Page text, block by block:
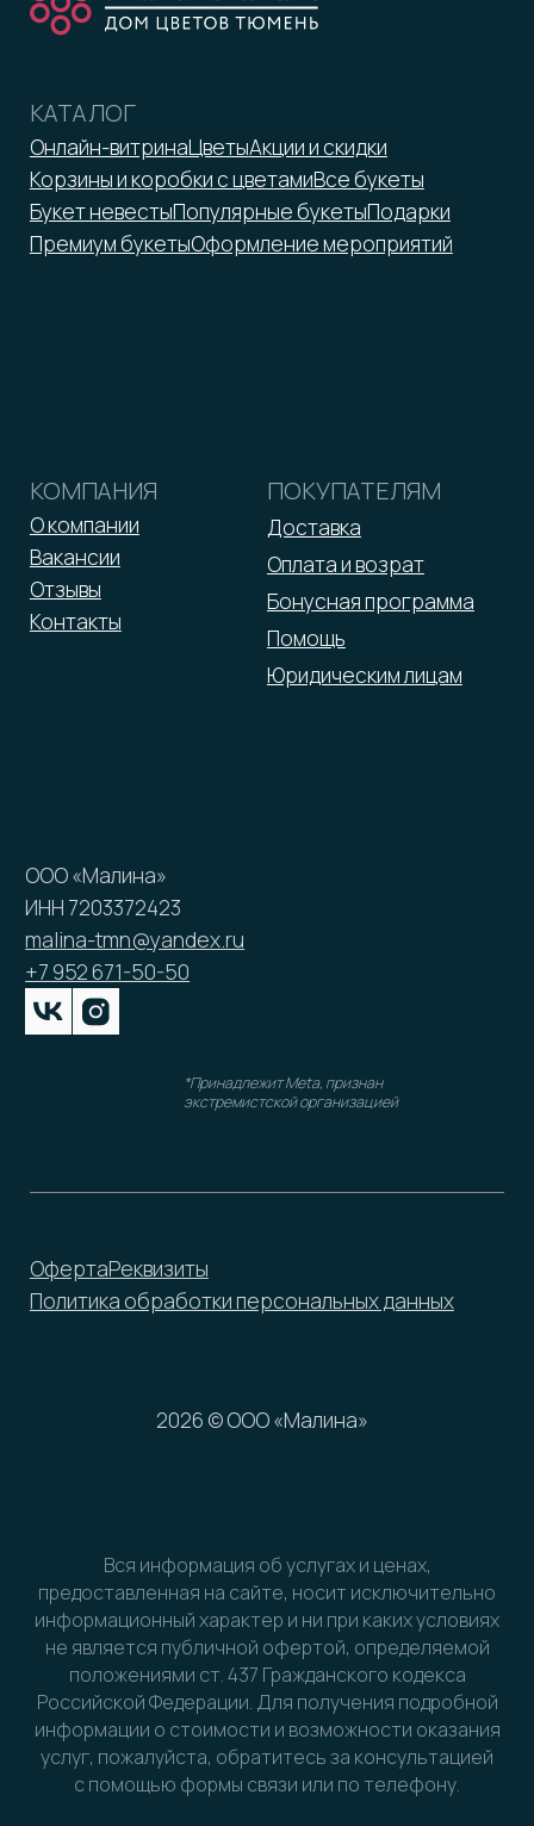
*Принадлежит Meta, признан
экстремистской организацией
ООО «Малина»
ИНН 7203372423
Вся информация об услугах и ценах,
предоставленная на сайте, носит исключительно
информационный характер и ни при каких условиях
не является публичной офертой, определяемой
положениями ст. 437 Гражданского кодекса
Российской Федерации. Для получения подробной
информации о стоимости и возможности оказания
услуг, пожалуйста, обратитесь за консультацией
с помощью формы связи или по телефону.